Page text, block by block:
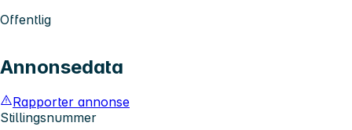
Offentlig
Annonsedata
Rapporter annonse
Stillingsnummer